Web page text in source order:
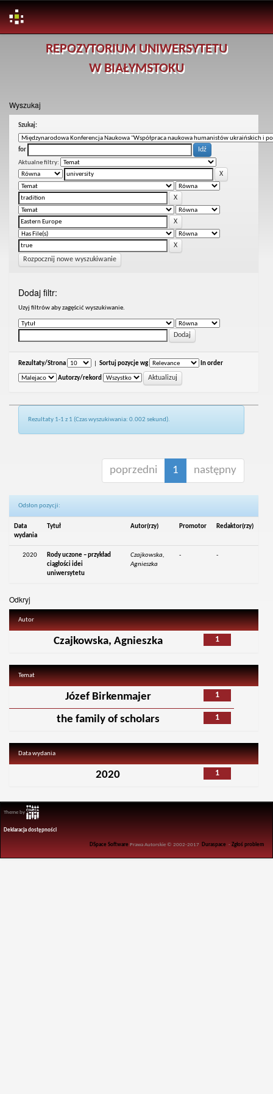
REPOZYTORIUM UNIWERSYTETU
W BIAŁYMSTOKU
Wyszukaj
Szukaj:
for
Aktualne filtry:
Rozpocznij nowe wyszukiwanie
Dodaj filtr:
Uzyj filtrów aby zagęścić wyszukiwanie.
Rezultaty/Strona Sortuj pozycje wg In order
Autorzy/rekord
Rezultaty 1-1 z 1 (Czas wyszukiwania: 0.002 sekund).
poprzedni 1 następny
Odsłon pozycji:
Data
wydania
Tytuł Autor(rzy) Promotor Redaktor(rzy)
2020
Rody uczone – przykład
ciągłości idei
uniwersytetu
Czajkowska,
Agnieszka
- -
Odkryj
Autor
1
Czajkowska, Agnieszka
Temat
1
Józef Birkenmajer
1
the family of scholars
Data wydania
1
2020
Theme by
Deklaracja dostępności
DSpace Software Prawa Autorskie © 2002-2017 Duraspace -Zgłoś problem